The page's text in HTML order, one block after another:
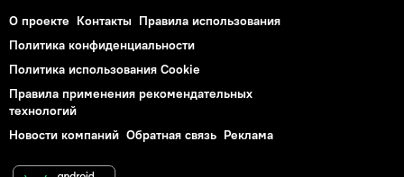
О проекте Контакты Правила использования
Политика конфиденциальности
Политика использования Cookie
Правила применения рекомендательных
технологий
Новости компаний Обратная связь Реклама